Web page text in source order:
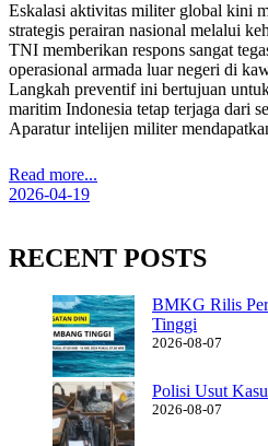
Eskalasi aktivitas militer global kini
strategis perairan nasional melalui
TNI memberikan respons sangat
operasional armada luar negeri di
Langkah preventif ini bertujuan
maritim Indonesia tetap terjaga dari
Aparatur intelijen militer
Read more...
2026-04-19
RECENT POSTS
BMKG Rilis
Tinggi
2026-08-07
Polisi Usut
2026-08-07